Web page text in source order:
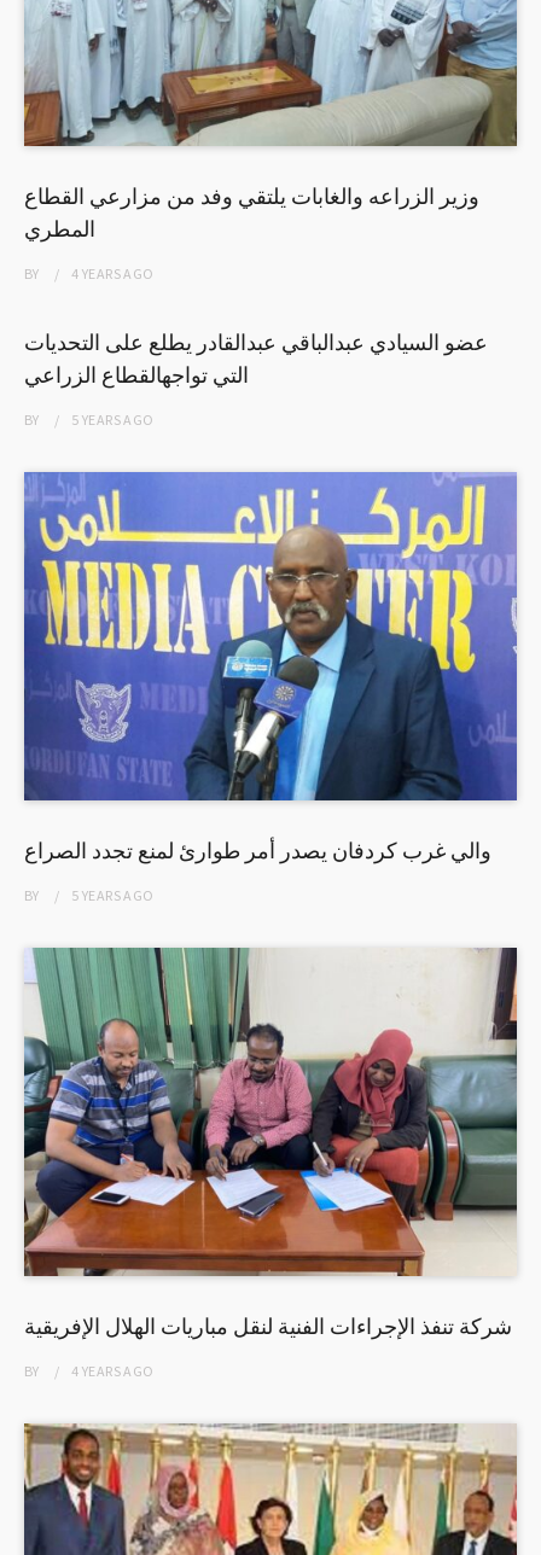
وزير الزراعه والغابات يلتقي وفد من مزارعي القطاع
المطري
BY 4 YEARSAGO
عضو السيادي عبدالباقي عبدالقادر يطلع على التحديات
التي تواجهالقطاع الزراعي
BY 5 YEARSAGO
والي غرب كردفان يصدر أمر طوارئ لمنع تجدد الصراع
BY 5 YEARSAGO
شركة تنفذ الإجراءات الفنية لنقل مباريات الهلال الإفريقية
BY 4 YEARSAGO